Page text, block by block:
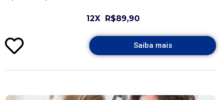
12X R$89,90
Saiba mais